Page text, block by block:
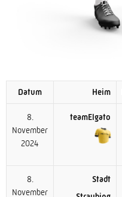
Datum Heim
8.
November
2024
teamElgato
8.
November
Stadt